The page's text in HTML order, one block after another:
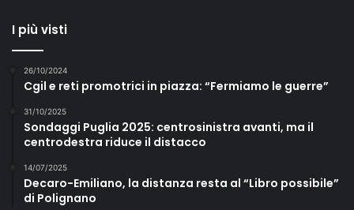
I più visti
26/10/2024
Cgil e reti promotrici in piazza: “Fermiamo le guerre”
31/10/2025
Sondaggi Puglia 2025: centrosinistra avanti, ma il
centrodestra riduce il distacco
14/07/2025
Decaro-Emiliano, la distanza resta al “Libro possibile”
di Polignano